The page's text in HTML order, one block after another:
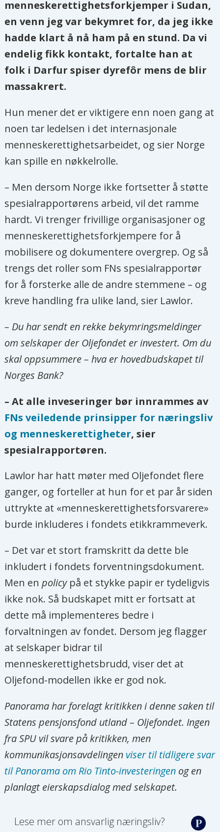
menneskerettighetsforkjemper i Sudan,
en venn jeg var bekymret for, da jeg ikke
hadde klart å nå ham på en stund. Da vi
endelig fikk kontakt, fortalte han at
folk i Darfur spiser dyrefôr mens de blir
massakrert.
Hun mener det er viktigere enn noen gang at
noen tar ledelsen i det internasjonale
menneskerettighetsarbeidet, og sier Norge
kan spille en nøkkelrolle.
– Men dersom Norge ikke fortsetter å støtte
spesialrapportørens arbeid, vil det ramme
hardt. Vi trenger frivillige organisasjoner og
menneskerettighetsforkjempere for å
mobilisere og dokumentere overgrep. Og så
trengs det roller som FNs spesialrapportør
for å forsterke alle de andre stemmene – og
kreve handling fra ulike land, sier Lawlor.
– Du har sendt en rekke bekymringsmeldinger
om selskaper der Oljefondet er investert. Om du
skal oppsummere – hva er hovedbudskapet til
Norges Bank?
– At alle inveseringer bør innrammes av
FNs veiledende prinsipper for næringsliv
og menneskerettigheter, sier
spesialrapportøren.
Lawlor har hatt møter med Oljefondet flere
ganger, og forteller at hun for et par år siden
uttrykte at «menneskerettighetsforsvarere»
burde inkluderes i fondets etikkrammeverk.
– Det var et stort framskritt da dette ble
inkludert i fondets forventningsdokument.
Men enpolicypå et stykke papir er tydeligvis
ikke nok. Så budskapet mitt er fortsatt at
dette må implementeres bedre i
forvaltningen av fondet. Dersom jeg flagger
at selskaper bidrar til
menneskerettighetsbrudd, viser det at
Oljefond-modellen ikke er god nok.
Panorama har forelagt kritikken i denne saken til
Statens pensjonsfond utland – Oljefondet. Ingen
fra SPU vil svare på kritikken, men
kommunikasjonsavdelingen viser til tidligere svar
til Panorama om Rio Tinto-investeringen og en
planlagt eierskapsdialog med selskapet.
Lese mer om ansvarlig næringsliv?